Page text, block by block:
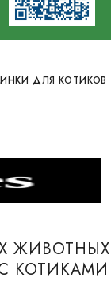
ДЛЯ КОТИКОВ
ЖИВОТНЫХ
КОТИКАМИ